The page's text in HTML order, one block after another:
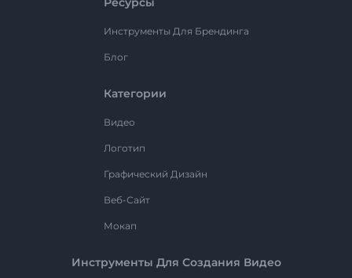
Инструменты Для Брендинга
Блог
Категории
Видео
Логотип
Графический Дизайн
Веб-Сайт
Мокап
Инструменты Для Создания Видео